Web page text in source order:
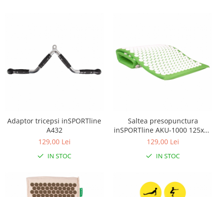
Adaptor tricepsi inSPORTline
A432
129,00 Lei
IN STOC
Saltea presopunctura
inSPORTline AKU-1000 125x50
cm
129,00 Lei
IN STOC